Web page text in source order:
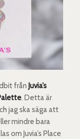
från Juvia’s
. Detta är
jag ska säga att
mindre bara
om Juvia’s Place